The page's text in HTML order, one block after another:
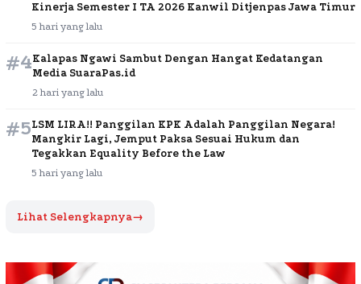
Kinerja Semester I TA 2026 Kanwil Ditjenpas Jawa Timur
5 hari yang lalu
#4Kalapas Ngawi Sambut Dengan Hangat Kedatangan
Media SuaraPas.id
2 hari yang lalu
#5LSM LIRA!! Panggilan KPK Adalah Panggilan Negara!
Mangkir Lagi, Jemput Paksa Sesuai Hukum dan
Tegakkan Equality Before the Law
5 hari yang lalu
Lihat Selengkapnya→